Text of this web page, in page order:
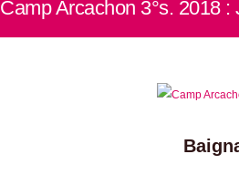
Camp Arcachon 3°s. 2018 :